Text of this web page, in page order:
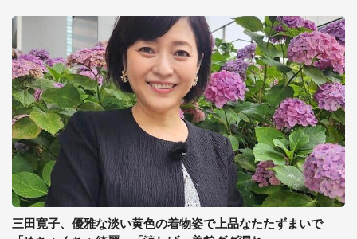
三田寛子、優雅な淡い黄色の着物姿で上品なたたずまいで